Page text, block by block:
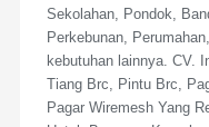
Sekolahan, Pondok,
Perkebunan,
kebutuhan lainnya. CV.
Tiang Brc, Pintu Brc,
Pagar Wiremesh Yang